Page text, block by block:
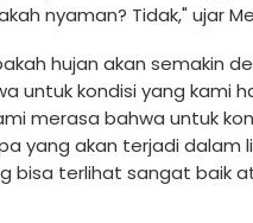
nyaman? Tidak," ujar
hujan akan semakin
untuk kondisi yang kami
merasa bahwa untuk
yang akan terjadi dalam
bisa terlihat sangat baik